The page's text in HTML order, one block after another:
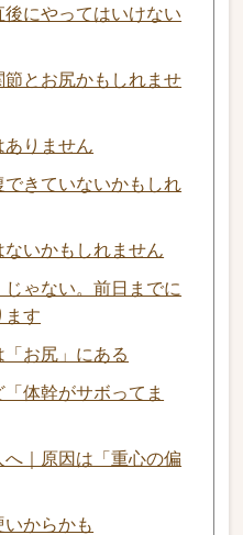
にやってはいけない
とお尻かもしれませ
ありません
きていないかもしれ
いかもしれません
ゃない。前日までに
ます
お尻」にある
体幹がサボってま
｜原因は「重心の偏
からかも